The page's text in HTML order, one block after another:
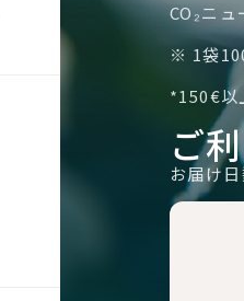
CO₂ニ
※ 1袋
*150€以
ご
お届け